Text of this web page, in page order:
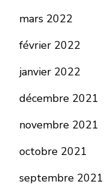
mars 2022
février 2022
janvier 2022
décembre 2021
novembre 2021
octobre 2021
septembre 2021